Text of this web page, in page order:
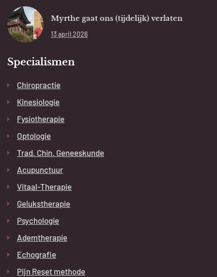
Myrthe gaat ons (tijdelijk) verlaten
13 april 2026
Specialismen
Chiropractie
Kinesiologie
Fysiotherapie
Optologie
Trad. Chin. Geneeskunde
Acupunctuur
Vitaal-Therapie
Gelukstherapie
Psychologie
Ademtherapie
Echografie
Pijn Reset methode